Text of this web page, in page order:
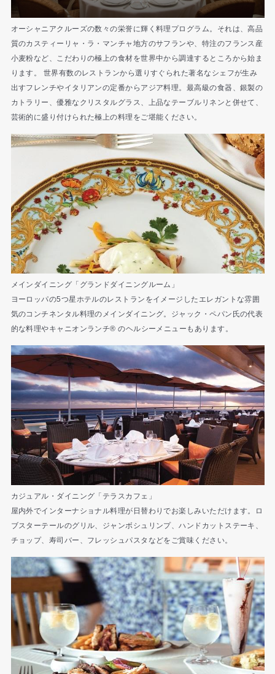
オーシャニアクルーズの数々の栄誉に輝く料理プログラム。それは、高品
質のカスティーリャ・ラ・マンチャ地方のサフランや、特注のフランス産
小麦粉など、こだわりの極上の食材を世界中から調達するところから始ま
ります。 世界有数のレストランから選りすぐられた著名なシェフが生み
出すフレンチやイタリアンの定番からアジア料理。最高級の食器、銀製の
カトラリー、優雅なクリスタルグラス、上品なテーブルリネンと併せて、
芸術的に盛り付けられた極上の料理をご堪能ください。
メインダイニング「グランドダイニングルーム」
ヨーロッパの5つ星ホテルのレストランをイメージしたエレガントな雰囲
気のコンチネンタル料理のメインダイニング。ジャック・ペパン氏の代表
的な料理やキャニオンランチ® のヘルシーメニューもあります。
カジュアル・ダイニング「テラスカフェ」
屋内外でインターナショナル料理が日替わりでお楽しみいただけます。ロ
ブスターテールのグリル、ジャンボシュリンプ、ハンドカットステーキ、
チョップ、寿司バー、フレッシュパスタなどをご賞味ください。